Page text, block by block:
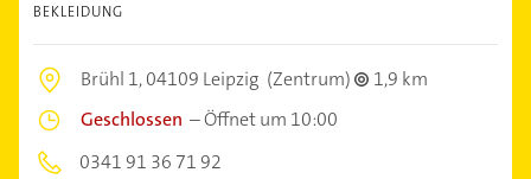
BEKLEIDUNG
Brühl 1,04109 Leipzig (Zentrum)
1,9 km
Geschlossen –Öffnet um 10:00
0341 91 36 71 92